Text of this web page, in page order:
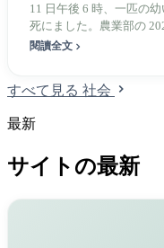
11 日午後 6 時、一匹の
死にました。農業部の
9697 匹、台湾ベンガル
引き受け手のいない命が
す。
閱讀全文
すべて見る 社会
最新
サイトの最新